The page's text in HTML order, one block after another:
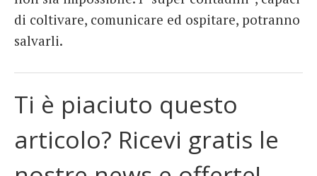
di coltivare, comunicare ed ospitare, potranno
salvarli.
Ti è piaciuto questo
articolo? Ricevi gratis le